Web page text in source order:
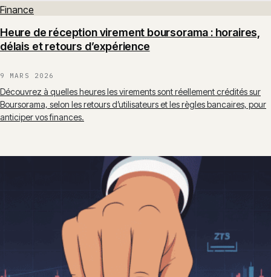
Finance
Heure de réception virement boursorama : horaires,
délais et retours d’expérience
9 MARS 2026
Découvrez à quelles heures les virements sont réellement crédités sur
Boursorama, selon les retours d’utilisateurs et les règles bancaires, pour
anticiper vos finances.